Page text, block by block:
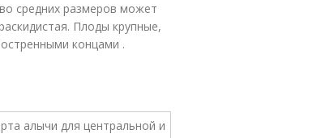
средних размеров может
Плоды крупные,
концами .